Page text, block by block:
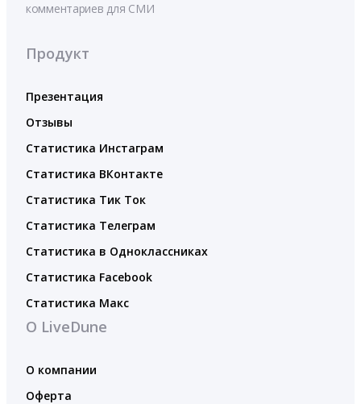
комментариев для СМИ
Продукт
Презентация
Отзывы
Статистика Инстаграм
Статистика ВКонтакте
Статистика Тик Ток
Статистика Телеграм
Статистика в Одноклассниках
Статистика Facebook
Статистика Макс
О LiveDune
О компании
Оферта